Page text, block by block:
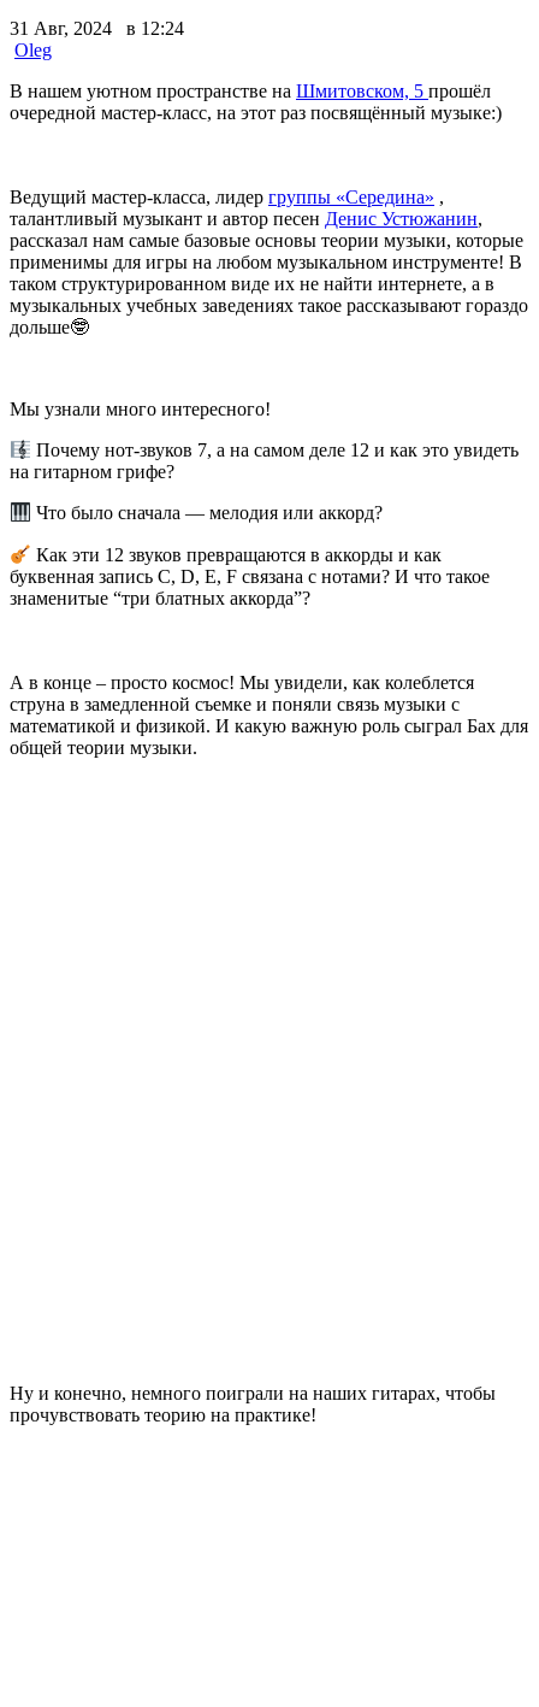
31 Авг, 2024 в 12:24
Oleg
В нашем уютном пространстве на Шмитовском, 5 прошёл
очередной мастер-класс, на этот раз посвящённый музыке:)
Ведущий мастер-класса, лидер группы «Середина» ,
талантливый музыкант и автор песен Денис Устюжанин,
рассказал нам самые базовые основы теории музыки, которые
применимы для игры на любом музыкальном инструменте! В
таком структурированном виде их не найти интернете, а в
музыкальных учебных заведениях такое рассказывают гораздо
дольше🤓
Мы узнали много интересного!
Почему нот-звуков 7, а на самом деле 12 и как это увидеть
на гитарном грифе?
Что было сначала — мелодия или аккорд?
Как эти 12 звуков превращаются в аккорды и как
буквенная запись C, D, E, F связана с нотами? И что такое
знаменитые “три блатных аккорда”?
А в конце – просто космос! Мы увидели, как колеблется
струна в замедленной съемке и поняли связь музыки с
математикой и физикой. И какую важную роль сыграл Бах для
общей теории музыки.
Ну и конечно, немного поиграли на наших гитарах, чтобы
прочувствовать теорию на практике!